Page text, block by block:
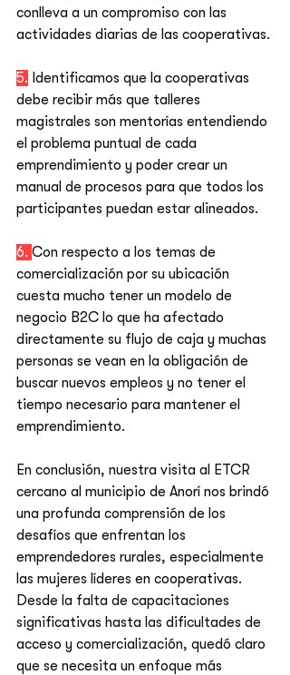
conlleva a un compromiso con las
actividades diarias de las cooperativas.
5. Identificamos que la cooperativas
debe recibir más que talleres
magistrales son mentorías entendiendo
el problema puntual de cada
emprendimiento y poder crear un
manual de procesos para que todos los
participantes puedan estar alineados.
6. Con respecto a los temas de
comercialización por su ubicación
cuesta mucho tener un modelo de
negocio B2C lo que ha afectado
directamente su flujo de caja y muchas
personas se vean en la obligación de
buscar nuevos empleos y no tener el
tiempo necesario para mantener el
emprendimiento.
En conclusión, nuestra visita al ETCR
cercano al municipio de Anorí nos brindó
una profunda comprensión de los
desafíos que enfrentan los
emprendedores rurales, especialmente
las mujeres líderes en cooperativas.
Desde la falta de capacitaciones
significativas hasta las dificultades de
acceso y comercialización, quedó claro
que se necesita un enfoque más